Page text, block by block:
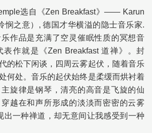
选自《Zen Breakfast》—— Karun
悯之意）, 德国才华横溢的隐士音乐家.
作品是充满了空灵催眠性质的冥想音
表作就是《Zen Breakfast 道禅》。封
的松下闲谈，四周云雾起伏，随着音乐
何处。音乐的起伏始终是柔缓而烘衬着
旋律是钢琴，清亮的高音是飞旋的仙
越在和声所形成的淡淡而密密的云雾
出一种禅道，却无意间让我感受到一种